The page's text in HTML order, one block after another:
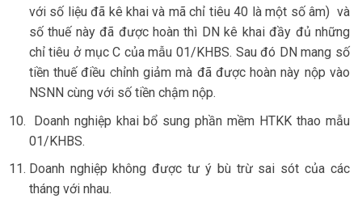
với số liệu đã kê khai và mã chỉ tiêu 40 là một số âm) và
số thuế này đã được hoàn thì DN kê khai đầy đủ những
chỉ tiêu ở mục C của mẫu 01/KHBS. Sau đó DN mang số
tiền thuế điều chỉnh giảm mà đã được hoàn này nộp vào
NSNN cùng với số tiền chậm nộp.
Doanh nghiệp khai bổ sung phần mềm HTKK thao mẫu
01/KHBS.
Doanh nghiệp không được tư ý bù trừ sai sót của các
tháng với nhau.